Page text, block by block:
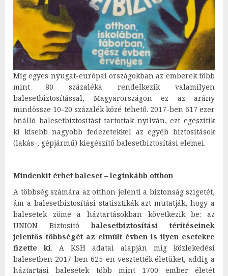
Míg egyes nyugat-európai országokban az emberek több
mint 80 százaléka rendelkezik valamilyen
balesetbiztosítással, Magyarországon ez az arány
mindössze 10-20 százalék közé tehető. 2017-ben 617 ezer
önálló balesetbiztosítást tartottak nyilván, ezt egészítik
ki kisebb nagyobb fedezetekkel az egyéb biztosítások
(lakás-, gépjármű) kiegészítő balesetbiztosítási elemei.
Mindenkit érhet baleset – leginkább otthon
A többség számára az otthon jelenti a biztonság szigetét,
ám a balesetbiztosítási statisztikák azt mutatják, hogy a
balesetek zöme a háztartásokban következik be: az
UNION Biztosítóbalesetbiztosítási térítéseinek
jelentős többségét az elmúlt évben is ilyen esetekre
fizette ki. A KSH adatai alapján míg közlekedési
balesetben 2017-ben 625-en vesztették életüket, addig a
háztartási balesetek több mint 1700 ember életét